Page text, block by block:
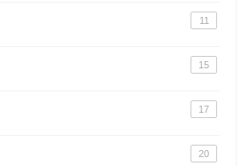
11
15
17
20